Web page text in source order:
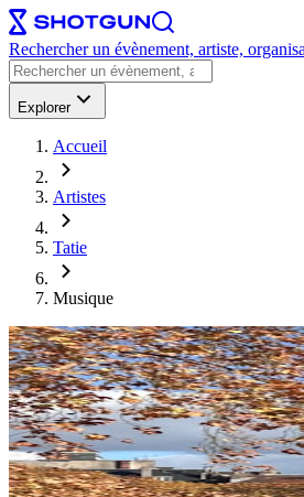
Rechercher un évènement, artiste,
Explorer
Accueil
Artistes
Tatie
Musique